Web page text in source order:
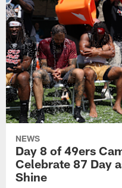
NEWS
Day 8 of 49ers
Celebrate 87 Day
Shine